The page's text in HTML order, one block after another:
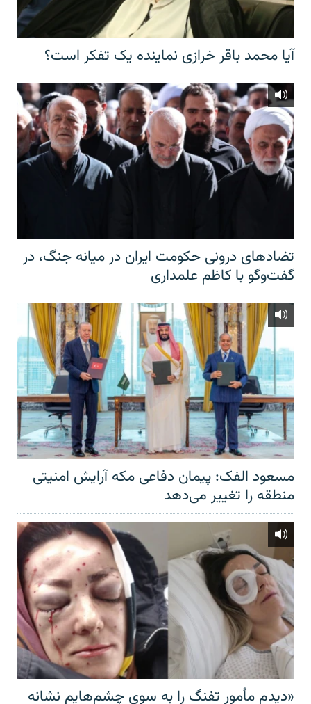
آیا محمد باقر خرازی نماینده یک تفکر است؟
تضادهای درونی حکومت ایران در میانه جنگ، در
گفت‌‌وگو با کاظم علمداری
مسعود الفک: پیمان دفاعی مکه آرایش امنیتی
منطقه را تغییر می‌دهد
«دیدم مأمور تفنگ را به سوی چشم‌هایم نشانه